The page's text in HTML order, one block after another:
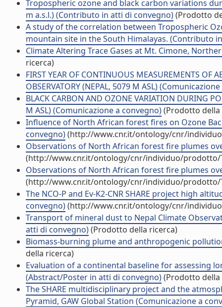
Tropospheric ozone and black carbon variations
m a.s.l.) (Contributo in atti di convegno)(Prodotto
A study of the correlation between Tropospheric
mountain site in the South Himalayas. (Contributo
Climate Altering Trace Gases at Mt. Cimone,
ricerca)
FIRST YEAR OF CONTINUOUS MEASUREMENTS OF
OBSERVATORY (NEPAL, 5079 M ASL)
BLACK CARBON AND OZONE VARIATION DURING
M ASL) (Comunicazione a convegno)(Prodotto della
Influence of North African forest fires on Ozone
convegno)(http://www.cnr.it/ontology/cnr/
Observations of North African forest fire plumes
(http://www.cnr.it/ontology/cnr/individuo/prodotto/
Observations of North African forest fire plumes
(http://www.cnr.it/ontology/cnr/individuo/prodotto/
The NCO-P and Ev-K2-CNR SHARE project high
convegno)(http://www.cnr.it/ontology/cnr/
Transport of mineral dust to Nepal Climate
atti di convegno)(Prodotto della ricerca)
Biomass-burning plume and anthropogenic
della ricerca)
Evaluation of a continental baseline for
(Abstract/Poster in atti di convegno)(Prodotto della
The SHARE multidisciplinary project and the
Pyramid, GAW Global Station (Comunicazione a